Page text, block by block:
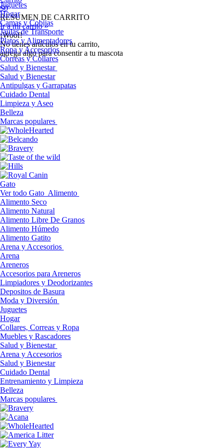
$0
RESUMEN DE CARRITO
Ir a mi carrito »
¡Woof!
No tíenes artículos en tu carrito,
agrega algo para consentir a tu mascota
Juguetes
Hogar
Camas y Cobijas
Jaulas de Transporte
Platos y Alimentadores
Ropa y Accesorios
Correas y Collares
Salud y Bienestar
Salud y Bienestar
Antipulgas y Garrapatas
Cuidado Dental
Limpieza y Aseo
Belleza
Marcas populares
Gato
Ver todo Gato Alimento
Alimento Seco
Alimento Natural
Alimento Libre De Granos
Alimento Húmedo
Alimento Gatito
Arena y Accesorios
Arena
Areneros
Accesorios para Areneros
Limpiadores y Deodorizantes
Depositos de Basura
Moda y Diversión
Juguetes
Hogar
Collares, Correas y Ropa
Muebles y Rascadores
Salud y Bienestar
Arena y Accesorios
Salud y Bienestar
Cuidado Dental
Entrenamiento y Limpieza
Belleza
Marcas populares